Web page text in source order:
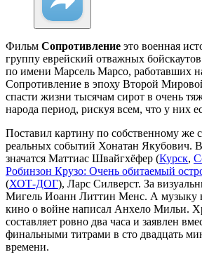
Фильм Сопротивление это военная
группу еврейский отважных
по имени Марсель Марсо, работавших
Сопротивление в эпоху Второй
спасти жизни тысячам сирот в очень
народа период, рискуя всем, что у них
Поставил картину по собственному же
реальных событий Хонатан Якубович.
значатся Маттиас Швайгхёфер (Курск,
Робинзон Крузо: Очень обитаемый
(ХОТ-ДОГ), Ларс Силверст. За
Мигель Иоанн Литтин Менс. А музыку
кино о войне написал Анхело Мильи.
составляет ровно два часа и заявлен
финальными титрами в сто двадцать
времени.